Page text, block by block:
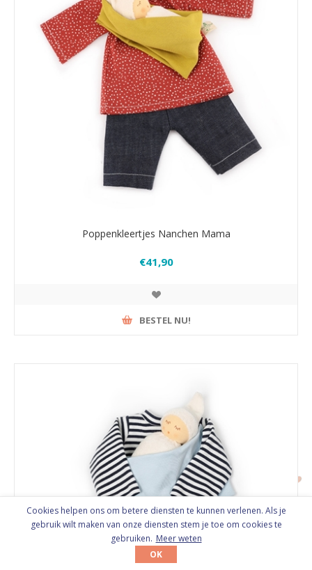
Poppenkleertjes Nanchen Mama
€41,90
BESTEL NU!
Cookies helpen ons om betere diensten te kunnen verlenen. Als je
gebruik wilt maken van onze diensten stem je toe om cookies te
gebruiken. Meer weten
OK